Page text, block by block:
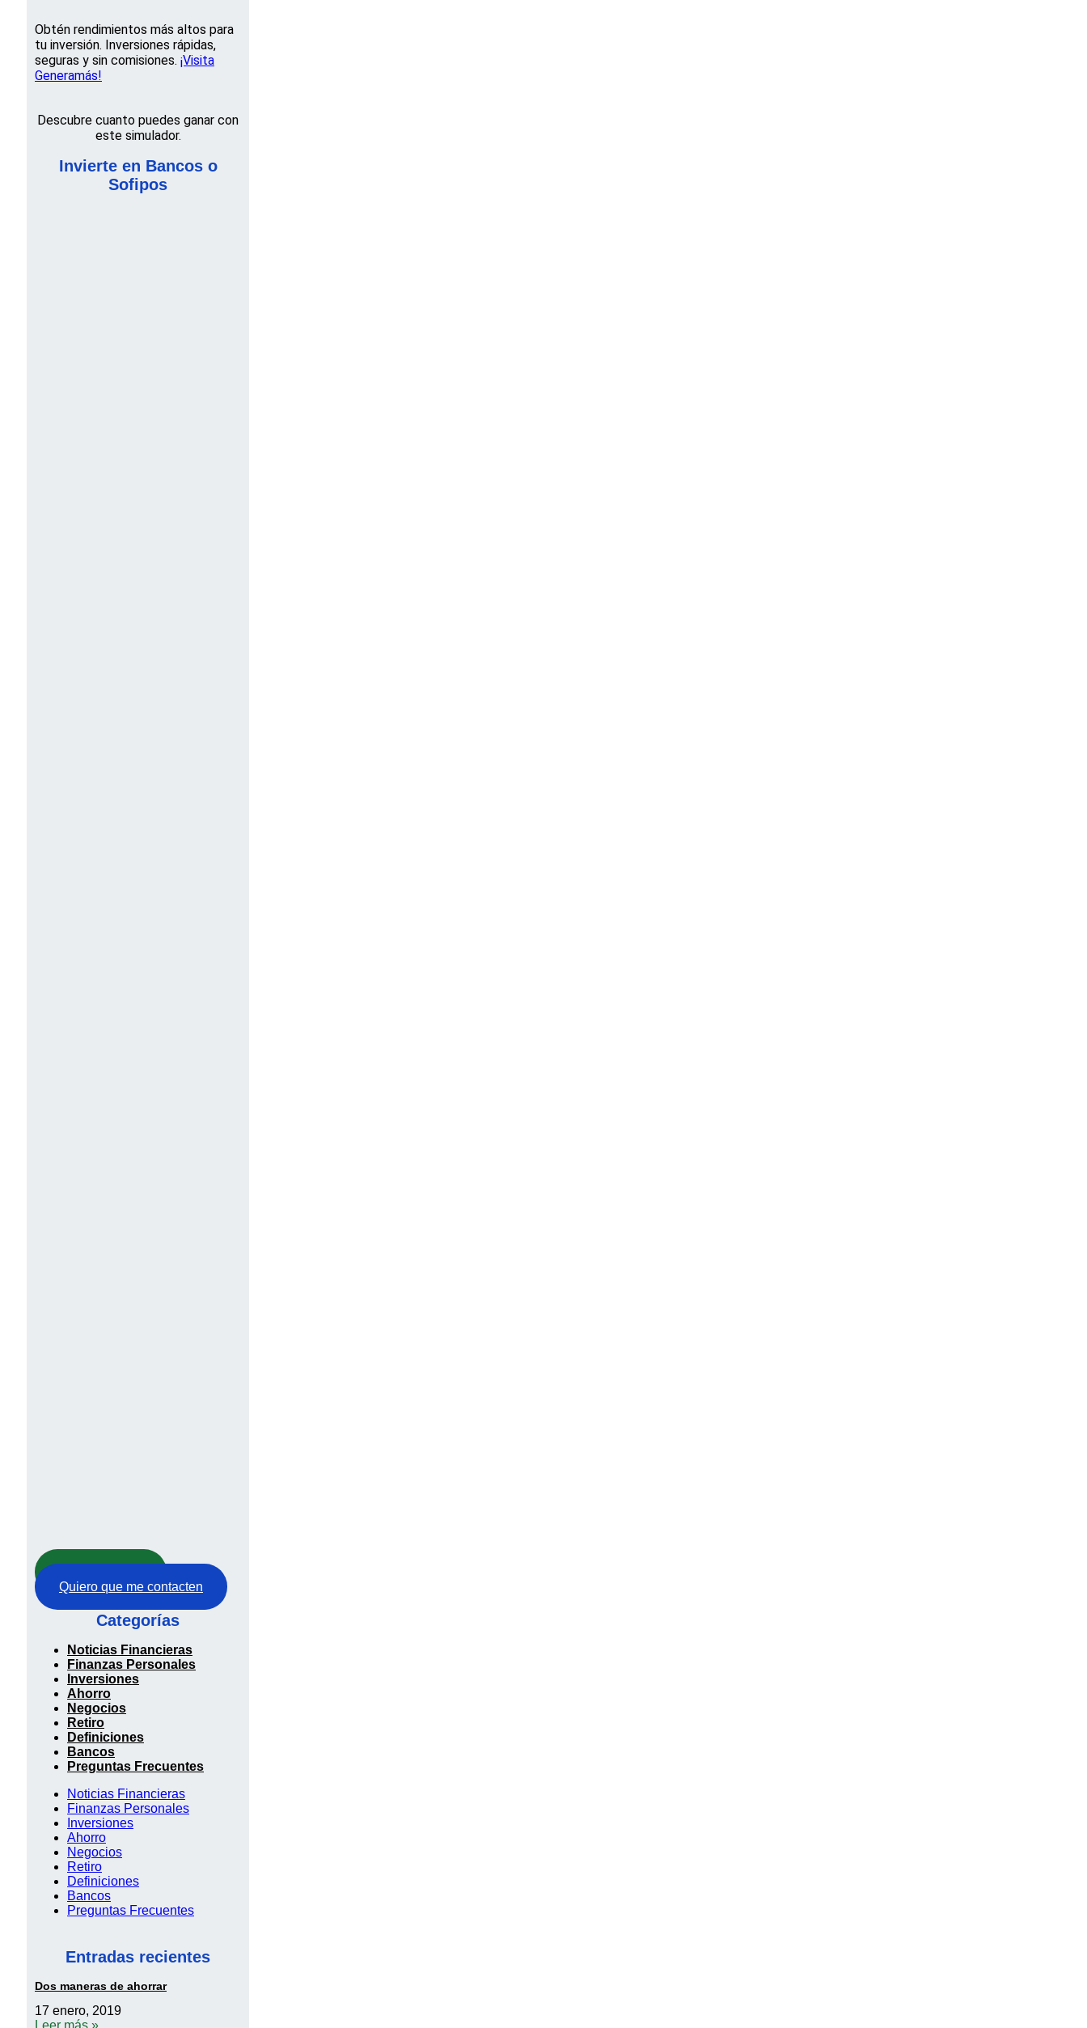
Obtén rendimientos más altos para
tu inversión. Inversiones rápidas,
seguras y sin comisiones. ¡Visita
Generamás!
Descubre cuanto puedes ganar con
este simulador.
Invierte en Bancos o
Sofipos
Quiero que me contacten
Categorías
Noticias Financieras
Finanzas Personales
Inversiones
Ahorro
Negocios
Retiro
Definiciones
Bancos
Preguntas Frecuentes
Noticias Financieras
Finanzas Personales
Inversiones
Ahorro
Negocios
Retiro
Definiciones
Bancos
Preguntas Frecuentes
Entradas recientes
Dos maneras de ahorrar
17 enero, 2019